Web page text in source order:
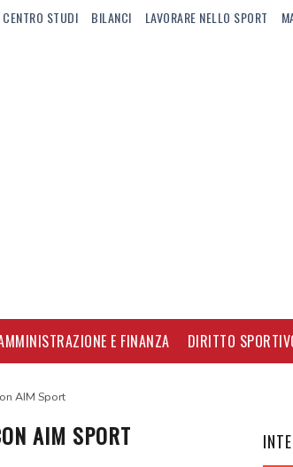
CENTRO STUDI BILANCI LAVORARE NELLO SPORT
E FINANZA DIRITTO
AIM Sport
AIM SPORT